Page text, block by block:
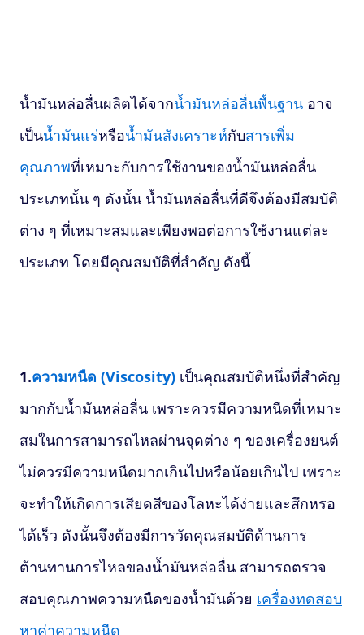
น้ำมันหล่อลื่นผลิตได้จากน้ำมันหล่อลื่นพื้นฐาน อาจ
เป็นน้ำมันแร่หรือน้ำมันสังเคราะห์กับสารเพิ่ม
คุณภาพที่เหมาะกับการใช้งานของน้ำมันหล่อลื่น
ประเภทนั้น ๆ ดังนั้น น้ำมันหล่อลื่นที่ดีจึงต้องมีสมบัติ
ต่าง ๆ ที่เหมาะสมและเพียงพอต่อการใช้งานแต่ละ
ประเภท โดยมีคุณสมบัติที่สำคัญ ดังนี้
1.ความหนืด (Viscosity) เป็นคุณสมบัติหนึ่งที่สำคัญ
มากกับน้ำมันหล่อลื่น เพราะควรมีความหนืดที่เหมาะ
สมในการสามารถไหลผ่านจุดต่าง ๆ ของเครื่องยนต์
ไม่ควรมีความหนืดมากเกินไปหรือน้อยเกินไป เพราะ
จะทำให้เกิดการเสียดสีของโลหะได้ง่ายและสึกหรอ
ได้เร็ว ดังนั้นจึงต้องมีการวัดคุณสมบัติด้านการ
ต้านทานการไหลของน้ำมันหล่อลื่น สามารถตรวจ
สอบคุณภาพความหนืดของน้ำมันด้วย เครื่องทดสอบ
หาค่าความหนืด